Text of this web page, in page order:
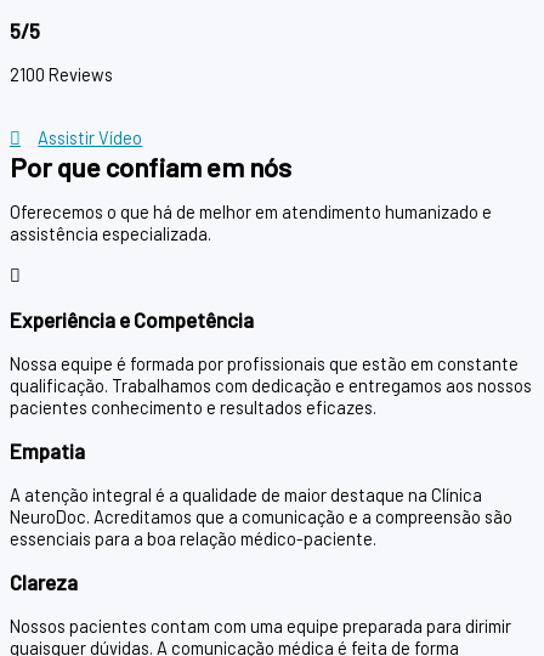
5/5
2100 Reviews
Assistir Vídeo
Por que confiam em nós
Oferecemos o que há de melhor em atendimento humanizado e
assistência especializada.
Experiência e Competência
Nossa equipe é formada por profissionais que estão em constante
qualificação. Trabalhamos com dedicação e entregamos aos nossos
pacientes conhecimento e resultados eficazes.
Empatia
A atenção integral é a qualidade de maior destaque na Clínica
NeuroDoc. Acreditamos que a comunicação e a compreensão são
essenciais para a boa relação médico-paciente.
Clareza
Nossos pacientes contam com uma equipe preparada para dirimir
quaisquer dúvidas. A comunicação médica é feita de forma